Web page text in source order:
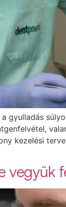
gyulladás
kezelési
vegyük